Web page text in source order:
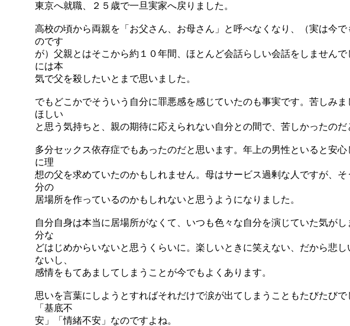
東京へ就職、２５歳で一旦実家へ戻りました。
高校の頃から両親を「お父さん、お母さん」と呼べなくなり、（実は今で
のです
が）父親とはそこから約１０年間、ほとんど会話らしい会話をしません
には本
気で父を殺したいとまで思いました。
でもどこかでそういう自分に罪悪感を感じていたのも事実です。苦しみま
ほしい
と思う気持ちと、親の期待に応えられない自分との間で、苦しかったのだ
多分セックス依存症でもあったのだと思います。年上の男性といると安心
に理
想の父を求めていたのかもしれません。母はサービス過剰な人ですが、そ
分の
居場所を作っているのかもしれないと思うようになりました。
自分自身は本当に居場所がなくて、いつも色々な自分を演じていた気がし
分な
どはじめからいないと思うくらいに。楽しいときに笑えない、だから悲し
ないし、
感情をもてあましてしまうことが今でもよくあります。
思いを言葉にしようとすればそれだけで涙が出てしまうこともたびたびで
「基底不
安」「情緒不安」なのですよね。